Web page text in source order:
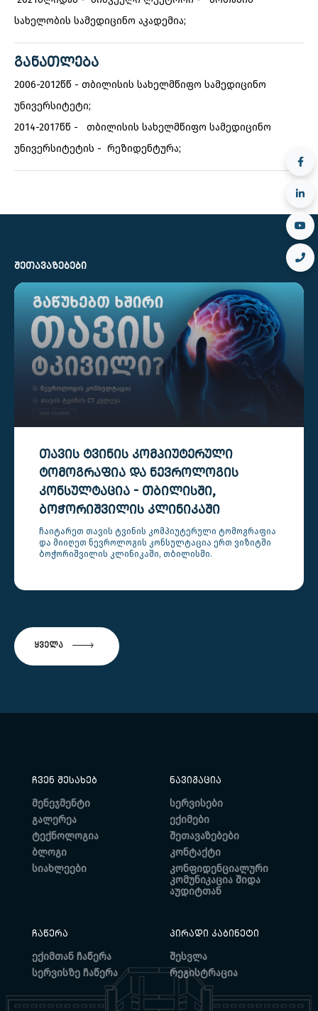
სახელობის სამედიცინო აკადემია;
ᲒᲐᲜᲐᲗᲚᲔᲑᲐ
2006-2012წწ - თბილისის სახელმწიფო სამედიცინო
უნივერსიტეტი;
2014-2017წწ - თბილისის სახელმწიფო სამედიცინო
უნივერსიტეტის - რეზიდენტურა;
ᲨᲔᲗᲐᲕᲐᲖᲔᲑᲔᲑᲘ
ᲗᲐᲕᲘᲡ ᲢᲕᲘᲜᲘᲡ ᲙᲝᲛᲞᲘᲣᲢᲔᲠᲣᲚᲘ
ᲢᲝᲛᲝᲒᲠᲐᲤᲘᲐ ᲓᲐ ᲜᲔᲕᲠᲝᲚᲝᲒᲘᲡ
ᲙᲝᲜᲡᲣᲚᲢᲐᲪᲘᲐ - ᲗᲑᲘᲚᲘᲡᲨᲘ,
ᲑᲝᲭᲝᲠᲘᲨᲕᲘᲚᲘᲡ ᲙᲚᲘᲜᲘᲙᲐᲨᲘ
ჩაიტარეთ თავის ტვინის კომპიუტერული ტომოგრაფია
და მიიღეთ ნევროლოგის კონსულტაცია ერთ ვიზიტში
ბოჭორიშვილის კლინიკაში, თბილისში.
ᲧᲕᲔᲚᲐ
ᲩᲕᲔᲜ ᲨᲔᲡᲐᲮᲔᲑ
მენეჯმენტი
გალერეა
ტექნოლოგია
ბლოგი
სიახლეები
ᲜᲐᲕᲘᲒᲐᲪᲘᲐ
სერვისები
ექიმები
შეთავაზებები
კონტაქტი
კონფიდენციალური
კომუნიკაცია შიდა
აუდიტთან
ᲩᲐᲬᲔᲠᲐ
ექიმთან ჩაწერა
სერვისზე ჩაწერა
ᲞᲘᲠᲐᲓᲘ ᲙᲐᲑᲘᲜᲔᲢᲘ
შესვლა
რეგისტრაცია